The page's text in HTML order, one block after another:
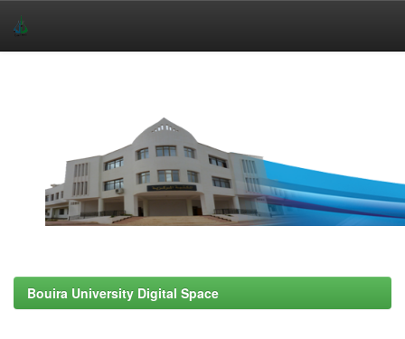
Bouira University Digital Space